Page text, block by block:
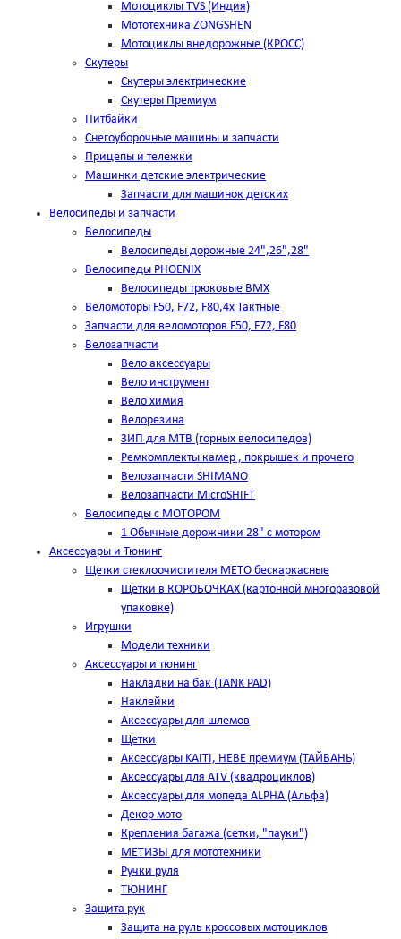
Мотоциклы TVS (Индия)
Мототехника ZONGSHEN
Мотоциклы внедорожные (КРОСС)
Скутеры
Скутеры электрические
Скутеры Премиум
Питбайки
Снегоуборочные машины и запчасти
Прицепы и тележки
Машинки детские электрические
Запчасти для машинок детских
Велосипеды и запчасти
Велосипеды
Велосипеды дорожные 24",26",28"
Велосипеды PHOENIX
Велосипеды трюковые BMX
Веломоторы F50, F72, F80,4х Тактные
Запчасти для веломоторов F50, F72, F80
Велозапчасти
Вело аксессуары
Вело инструмент
Вело химия
Велорезина
ЗИП для MTB (горных велосипедов)
Ремкомплекты камер , покрышек и прочего
Велозапчасти SHIMANO
Велозапчасти MicroSHIFT
Велосипеды с МОТОРОМ
1 Обычные дорожники 28" с мотором
Аксессуары и Тюнинг
Щетки стеклоочистителя METO бескаркасные
Щетки в КОРОБОЧКАХ (картонной многоразовой
упаковке)
Игрушки
Модели техники
Аксессуары и тюнинг
Накладки на бак (TANK PAD)
Наклейки
Аксессуары для шлемов
Щетки
Аксессуары KAITI, HEBE премиум (ТАЙВАНЬ)
Аксессуары для ATV (квадроциклов)
Аксессуары для мопеда ALPHA (Альфа)
Декор мото
Крепления багажа (сетки, "пауки")
МЕТИЗЫ для мототехники
Ручки руля
ТЮНИНГ
Защита рук
Защита на руль кроссовых мотоциклов